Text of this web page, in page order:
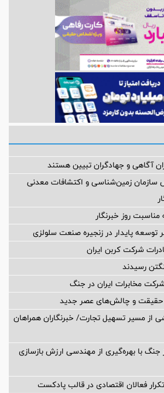
آگاهی و جهادگران تبیین هستند
سازمان زمین‌شناسی و اکتشافات معدنی
روز خبرنگار
توسعه پایدار در زنجیره صنعت سلولزی
رسیدند
مخابرات ایران در جنگ
حقیقت و چالش‌های عصر جدید
مسیر تسهیل تجارت/ خبرنگاران همراهان
با بهره‌گیری از مهندسی ارزش بازسازی
فعالان اقتصادی در قالب پادکست